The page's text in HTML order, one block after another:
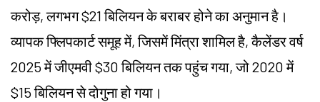
करोड़, लगभग $21 बिलियन के बराबर होने का अनुमान है।
व्यापक फ्लिपकार्ट समूह में, जिसमें मिंत्रा शामिल है, कैलेंडर वर्ष
2025 में जीएमवी $30 बिलियन तक पहुंच गया, जो 2020 में
$15 बिलियन से दोगुना हो गया।